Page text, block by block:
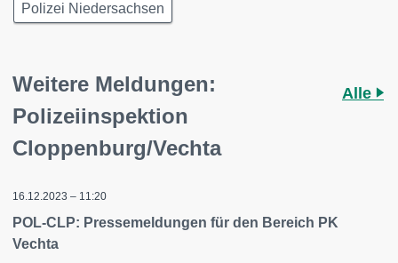
Polizei Niedersachsen
Weitere Meldungen:
Polizeiinspektion
Cloppenburg/Vechta
Alle
16.12.2023 – 11:20
POL-CLP: Pressemeldungen für den Bereich PK
Vechta